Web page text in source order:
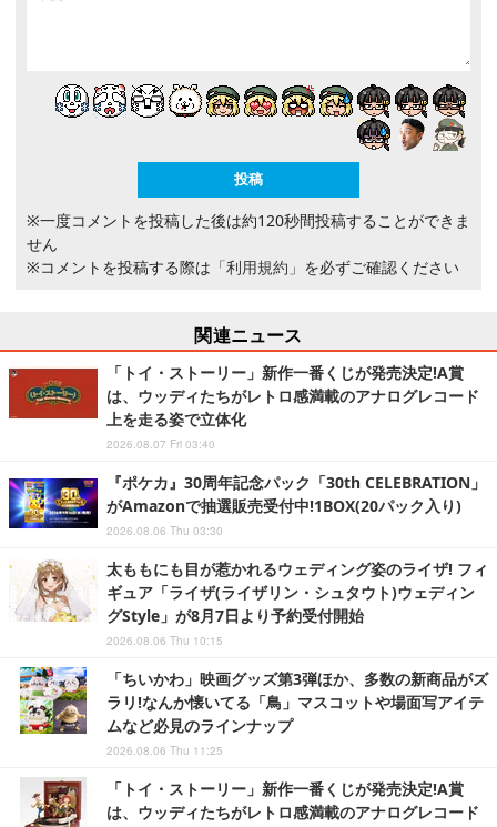
※一度コメントを投稿した後は約120秒間投稿することができま
せん
※コメントを投稿する際は 「利用規約」 を必ずご確認ください
関連ニュース
「トイ・ストーリー」新作一番くじが発売決定!A賞
は、ウッディたちがレトロ感満載のアナログレコード
上を走る姿で立体化
2026.08.07 Fri 03:40
『ポケカ』30周年記念パック「30th CELEBRATION」
がAmazonで抽選販売受付中!1BOX(20パック入り)
2026.08.06 Thu 03:30
太ももにも目が惹かれるウェディング姿のライザ! フィ
ギュア「ライザ(ライザリン・シュタウト)ウェディン
グStyle」が8月7日より予約受付開始
2026.08.06 Thu 10:15
「ちいかわ」映画グッズ第3弾ほか、多数の新商品がズ
ラリ!なんか懐いてる「鳥」マスコットや場面写アイテ
ムなど必見のラインナップ
2026.08.06 Thu 11:25
「トイ・ストーリー」新作一番くじが発売決定!A賞
は、ウッディたちがレトロ感満載のアナログレコード